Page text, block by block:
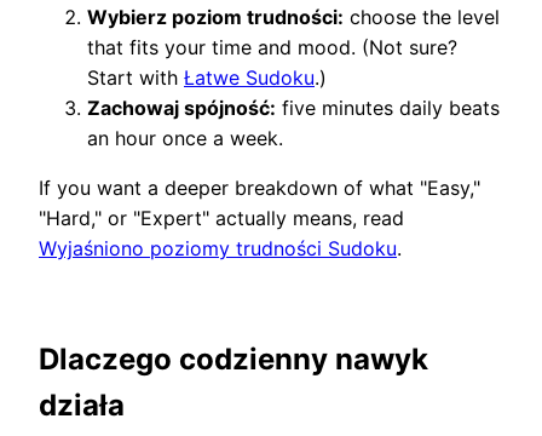
Wybierz poziom trudności: choose the level
that fits your time and mood. (Not sure?
Start with Łatwe Sudoku.)
Zachowaj spójność: five minutes daily beats
an hour once a week.
If you want a deeper breakdown of what "Easy,"
"Hard," or "Expert" actually means, read
Wyjaśniono poziomy trudności Sudoku.
Dlaczego codzienny nawyk
działa